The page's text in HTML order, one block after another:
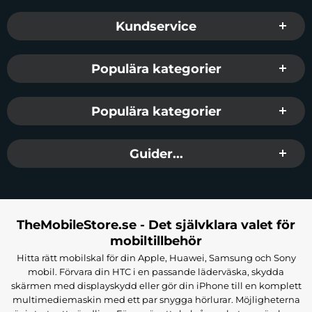
Om just dessa skärmskydd har utgått eller tagit slut i
Sidfot Blandad info och länkar
Kundservice
Populära kategorier
Populära kategorier
Guider...
TheMobileStore.se - Det självklara valet för
mobiltillbehör
Hitta rätt mobilskal för din Apple, Huawei, Samsung och Sony
mobil. Förvara din HTC i en passande läderväska, skydda
skärmen med displayskydd eller gör din iPhone till en komplett
multimediemaskin med ett par snygga hörlurar. Möjligheterna